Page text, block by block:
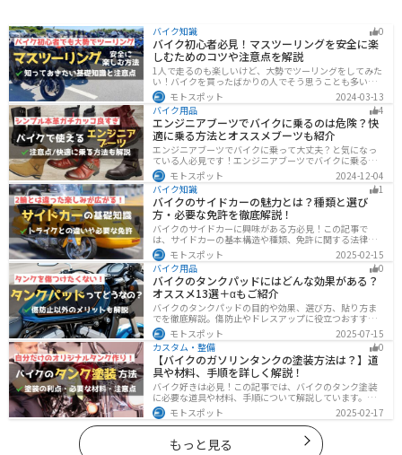
バイク知識 0
バイク初心者必見！マスツーリングを安全に楽
しむためのコツや注意点を解説
1人で走るのも楽しいけど、大勢でツーリングをしてみた
い！バイクを買ったばかりの人でそう思うことも多いで
しょう。他の人と一緒に走るマスツーリングはとても楽
しいですが、安全に楽しむために確認すべきことや注意
点などたくさんあります。1人で走る時とは違った難しさ
もあるので、しっかりと確認しておきましょう。
モトスポット
2024-03-13
バイク用品
4
エンジニアブーツでバイクに乗るのは危険？快
適に乗る方法とオススメブーツも紹介
エンジニアブーツでバイクに乗って大丈夫？と気になっ
ている人必見です！エンジニアブーツでバイクに乗るメ
リットデメリット、おすすめのブーツまで徹底解説しま
す。ファッション性が高く、バイクに乗っている時もそ
うじゃない時もかっこよくキメたい人にオススメです。
モトスポット
2024-12-04
バイク知識
1
バイクのサイドカーの魅力とは？種類と選び
方・必要な免許を徹底解説！
バイクのサイドカーに興味がある方必見！この記事で
は、サイドカーの基本構造や種類、免許に関する法律、
メンテナンス方法を解説しています。実は、サイドカー
は法律上、二輪車として扱われるため、排気量に応じた
二輪免許が必要です。この記事を読めば、サイドカーの
正しい楽しみ方がわかります。
モトスポット
2025-02-15
バイク用品
0
バイクのタンクパッドにはどんな効果がある？
オススメ13選＋αもご紹介
バイクのタンクパッドの目的や効果、選び方、貼り方ま
でを徹底解説。傷防止やドレスアップに役立つおすすめ
アイテムも紹介。初心者にも分かりやすい内容で、タン
クパッド選びに迷っている方に最適な情報をお届けしま
す。
モトスポット
2025-07-15
カスタム・整備
0
【バイクのガソリンタンクの塗装方法は？】道
具や材料、手順を詳しく解説！
バイク好きは必見！この記事では、バイクのタンク塗装
に必要な道具や材料、手順について解説しています。実
はバイクのタンクを塗装すると、傷や錆を修復でき、タ
ンクの長持ちにつながります。この記事を読めば、自分
でバイクのタンクを塗装する方法がわかるでしょう。
モトスポット 2025-02-17
もっと見る